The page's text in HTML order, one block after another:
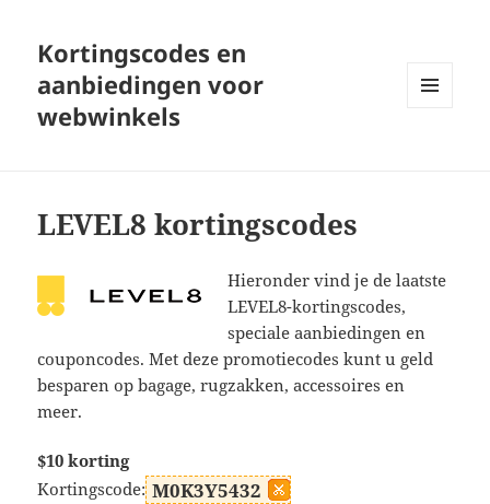
Kortingscodes en
aanbiedingen voor
webwinkels
LEVEL8 kortingscodes
Hieronder vind je de laatste
LEVEL8-kortingscodes,
speciale aanbiedingen en
couponcodes. Met deze promotiecodes kunt u geld
besparen op bagage, rugzakken, accessoires en
meer.
$10 korting
Kortingscode: M0K3Y5432